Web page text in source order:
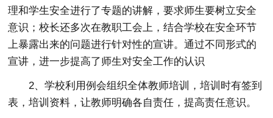
理和学生安全进行了专题的讲解，要求师生要树立安全
意识；校长还多次在教职工会上，结合学校在安全环节
上暴露出来的问题进行针对性的宣讲。通过不同形式的
宣讲，进一步提高了师生对安全工作的认识
2、学校利用例会组织全体教师培训，培训时有签到
表，培训资料，让教师明确各自责任，提高责任意识。